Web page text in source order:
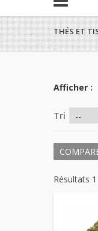
THÉS ET
Afficher :
Tri
Résultats